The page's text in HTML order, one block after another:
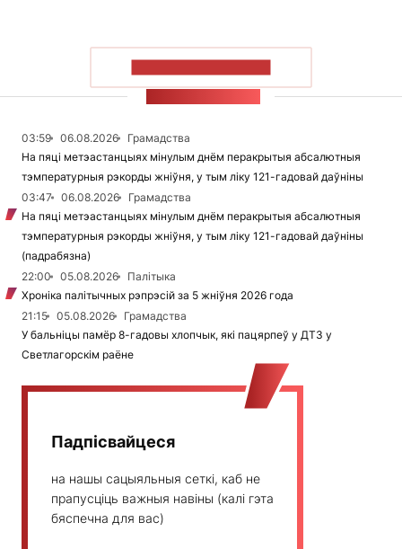
03:59 06.08.2026
Грамадства
На пяці метэастанцыях мінулым днём перакрытыя абсалютныя
тэмпературныя рэкорды жніўня, у тым ліку 121-гадовай даўніны
03:47
06.08.2026
Грамадства
На пяці метэастанцыях мінулым днём перакрытыя абсалютныя
тэмпературныя рэкорды жніўня, у тым ліку 121-гадовай даўніны
(падрабязна)
22:00
05.08.2026
Палітыка
Хроніка палітычных рэпрэсій за 5 жніўня 2026 года
21:15
05.08.2026
Грамадства
У бальніцы памёр 8-гадовы хлопчык, які пацярпеў у ДТЗ у
Светлагорскім раёне
Падпісвайцеся
на нашы сацыяльныя сеткі, каб не
прапусціць важныя навіны (калі гэта
бяспечна для вас)